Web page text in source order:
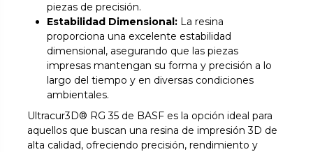
piezas de precisión.
Estabilidad Dimensional: La resina
proporciona una excelente estabilidad
dimensional, asegurando que las piezas
impresas mantengan su forma y precisión a lo
largo del tiempo y en diversas condiciones
ambientales.
Ultracur3D® RG 35 de BASF es la opción ideal para
aquellos que buscan una resina de impresión 3D de
alta calidad, ofreciendo precisión, rendimiento y